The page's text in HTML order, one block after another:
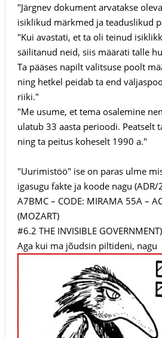
"Järgnev dokument arvatakse
isiklikud märkmed ja teaduslikud
"Kui avastati, et ta oli teinud
säilitanud neid, siis määrati talle
Ta pääses napilt valitsuse poolt
ning hetkel peidab ta end
riiki."
"Me usume, et tema osalemine
ulatub 33 aasta perioodi. Peatselt
ning ta peitus koheselt 1990 a."
"Uurimistöö" ise on paras ulme
igasugu fakte ja koode nagu (ADR/
A7BMC – CODE: MIRAMA 55A –
(MOZART)
#6.2 THE INVISIBLE GOVERNMENT)
Aga kui ma jõudsin piltideni, nagu